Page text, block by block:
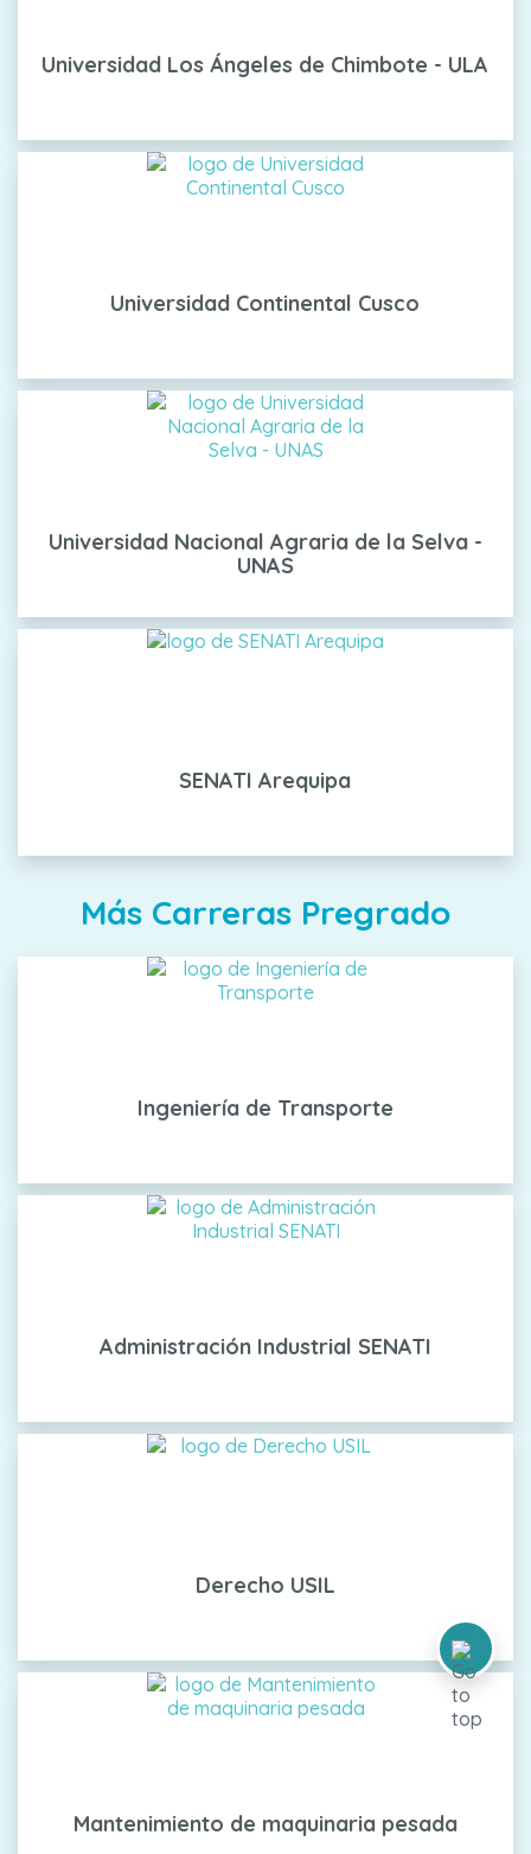
Universidad Los Ángeles de Chimbote - ULA
Universidad Continental Cusco
Universidad Nacional Agraria de la Selva -
UNAS
SENATI Arequipa
Más Carreras Pregrado
Ingeniería de Transporte
Administración Industrial SENATI
Derecho USIL
Mantenimiento de maquinaria pesada